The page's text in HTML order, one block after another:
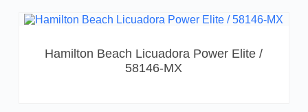
Hamilton Beach Licuadora Power Elite /
58146-MX